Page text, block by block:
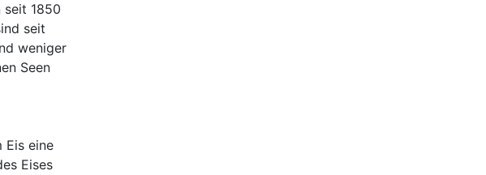
seit 1850
seit
weniger
Seen
Eis eine
Eises